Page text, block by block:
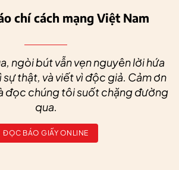
chí cách mạng Việt Nam
ngòi bút vẫn vẹn nguyên lời hứa
sự thật, và viết vì độc giả. Cảm ơn
đọc chúng tôi suốt chặng đường
qua.
ĐỌC BÁO GIẤY ONLINE